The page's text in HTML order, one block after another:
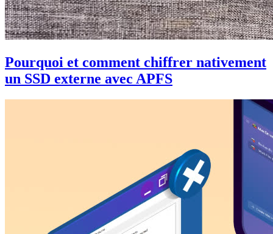
Pourquoi et comment chiffrer nativement
un SSD externe avec APFS